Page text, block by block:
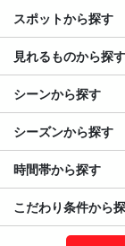
スポットから探す
見れるものから探す
シーンから探す
シーズンから探す
時間帯から探す
こだわり条件から